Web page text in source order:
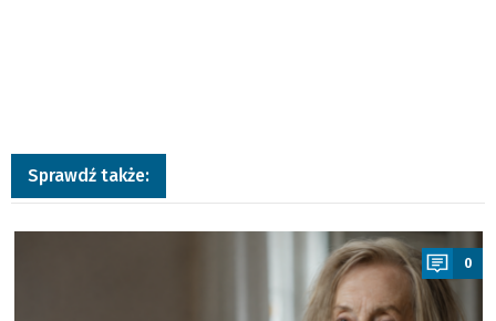
Sprawdź także:
a
0